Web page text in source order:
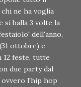
ne ha voglia
si balla 3 volte la
dell'anno,
ottobre) e
12 feste, tutte
due party dal
ovvero l'hip hop